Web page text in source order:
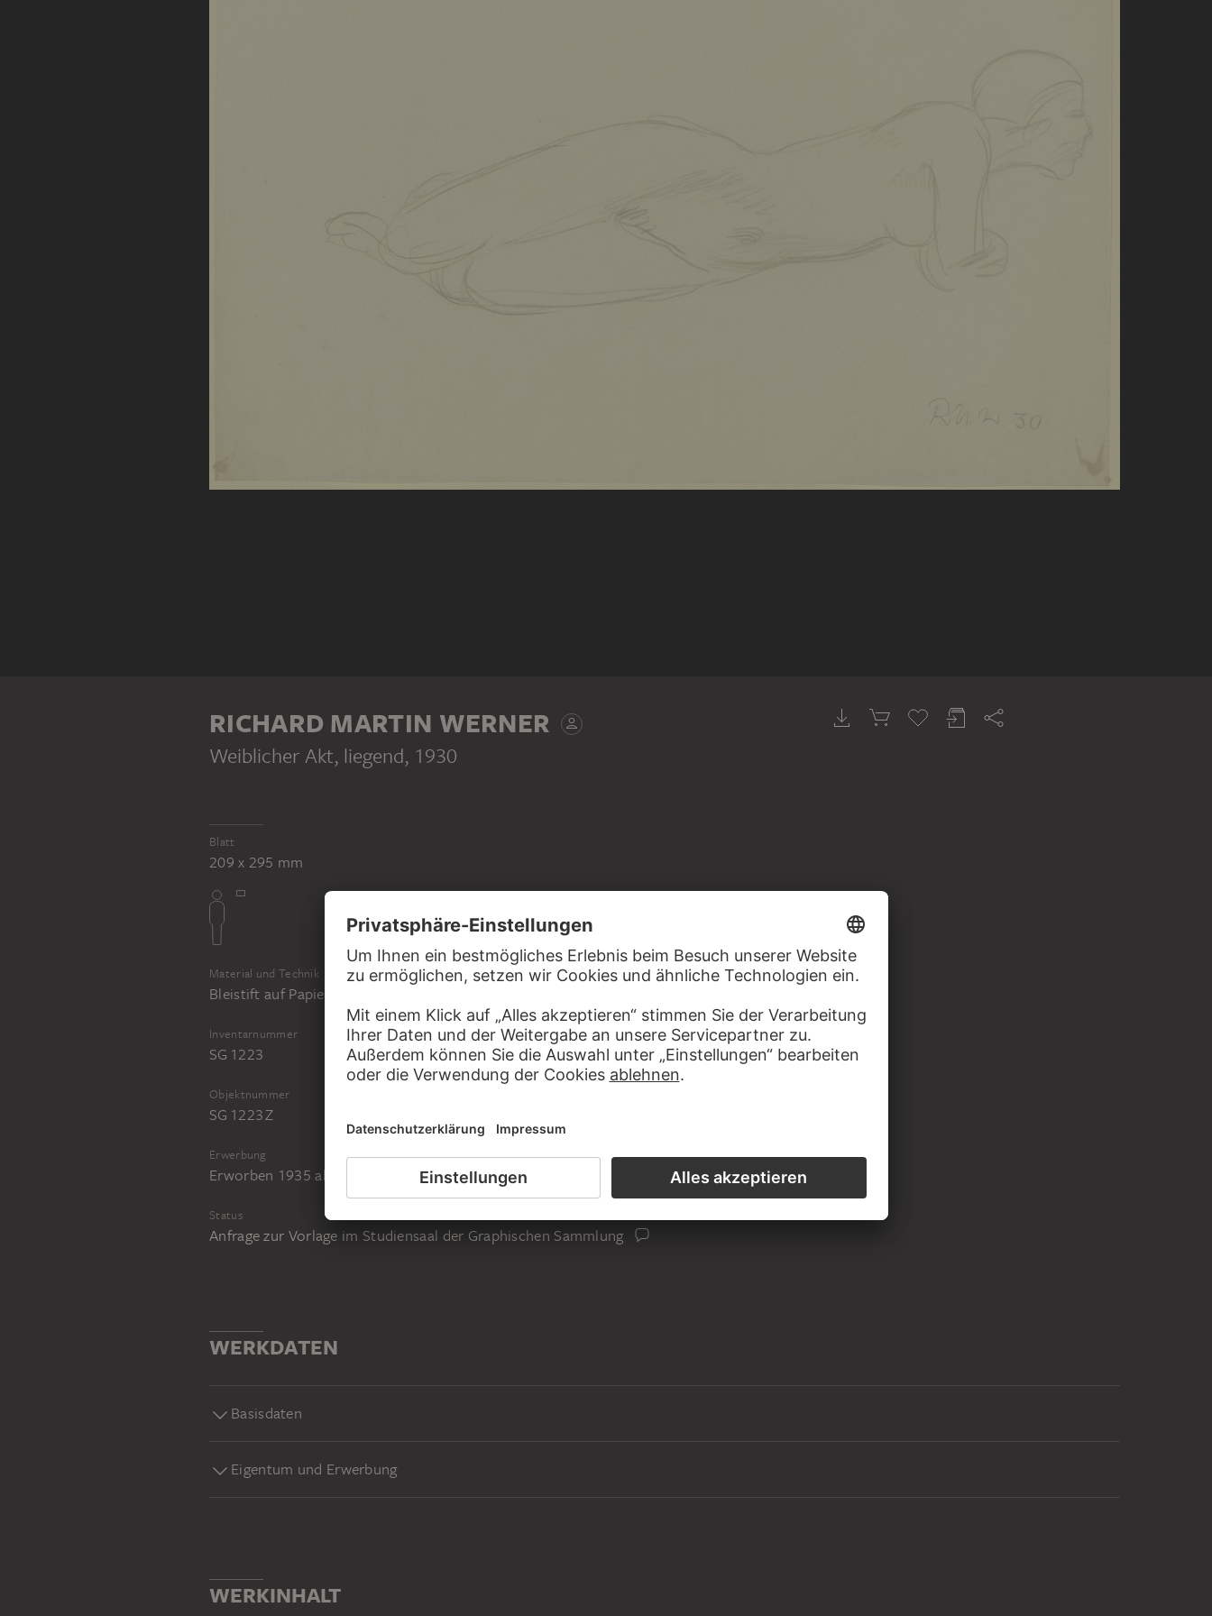
RICHARD MARTIN WERNER
Weiblicher Akt, liegend, 1930
Blatt
209 x 295 mm
Material und Technik
Bleistift auf Papier
Inventarnummer
SG 1223
Objektnummer
SG 1223 Z
Erwerbung
Erworben 1935 als Überweisung der Frankfurter Künstlerförderung
Status
Anfrage zur Vorlage im Studiensaal der Graphischen Sammlung
WERKDATEN
Basisdaten
Eigentum und Erwerbung
WERKINHALT